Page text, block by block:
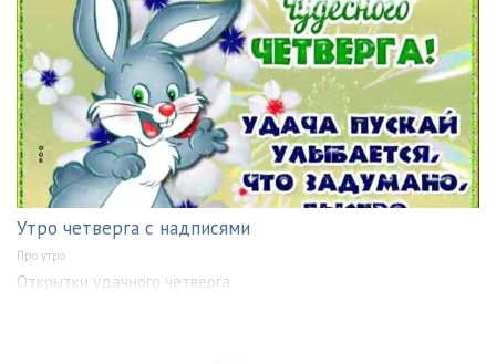
Утро четверга с надписями
Про утро
Открытки удачного четверга